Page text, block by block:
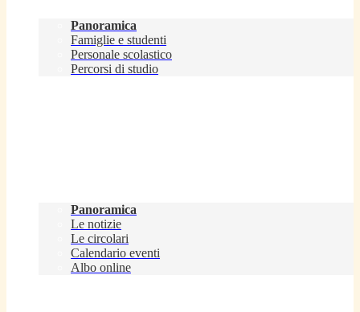
Panoramica
Famiglie e studenti
Personale scolastico
Percorsi di studio
Panoramica
Le notizie
Le circolari
Calendario eventi
Albo online